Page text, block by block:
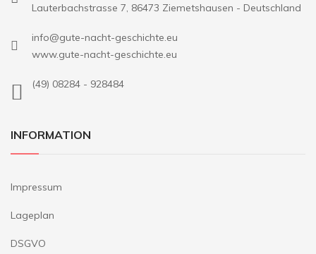
Lauterbachstrasse 7, 86473 Ziemetshausen - Deutschland
info@gute-nacht-geschichte.eu
www.gute-nacht-geschichte.eu
(49) 08284 - 928484
INFORMATION
Impressum
Lageplan
DSGVO